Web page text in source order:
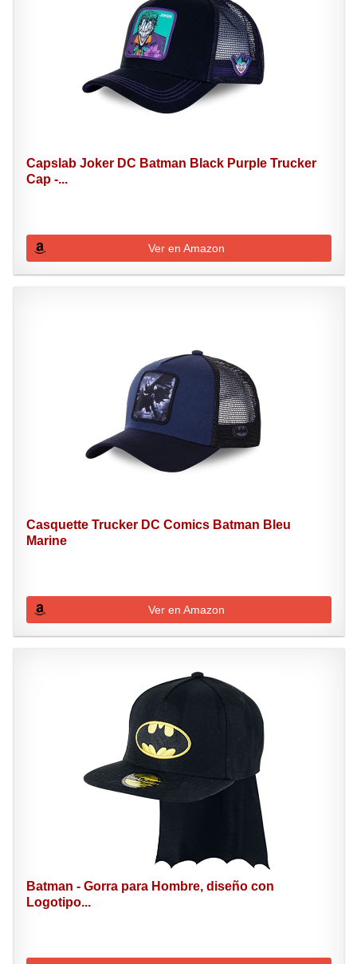
Capslab Joker DC Batman Black Purple Trucker
Cap -...
Ver en Amazon
Casquette Trucker DC Comics Batman Bleu
Marine
Ver en Amazon
Batman - Gorra para Hombre, diseño con
Logotipo...